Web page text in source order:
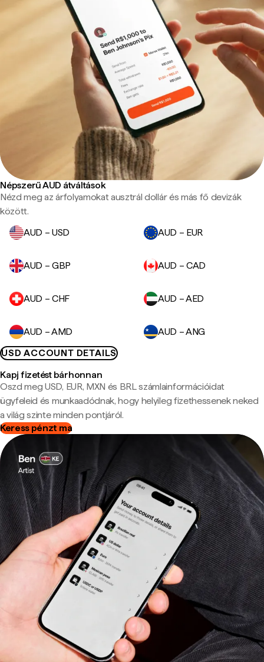
Népszerű AUD átváltások
Nézd meg az árfolyamokat ausztrál dollár és más fő devizák
között.
AUD – USD
AUD – EUR
AUD – GBP AUD – CAD
AUD – CHF AUD – AED
AUD – AMD
AUD – ANG
USD ACCOUNT DETAILS
Kapj fizetést bárhonnan
Oszd meg USD, EUR, MXN és BRL számlainformációidat
ügyfeleid és munkaadódnak, hogy helyileg fizethessenek neked
a világ szinte minden pontjáról.
Keress pénzt ma